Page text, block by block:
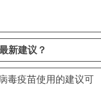
新建议？
毒疫苗使用的建议可